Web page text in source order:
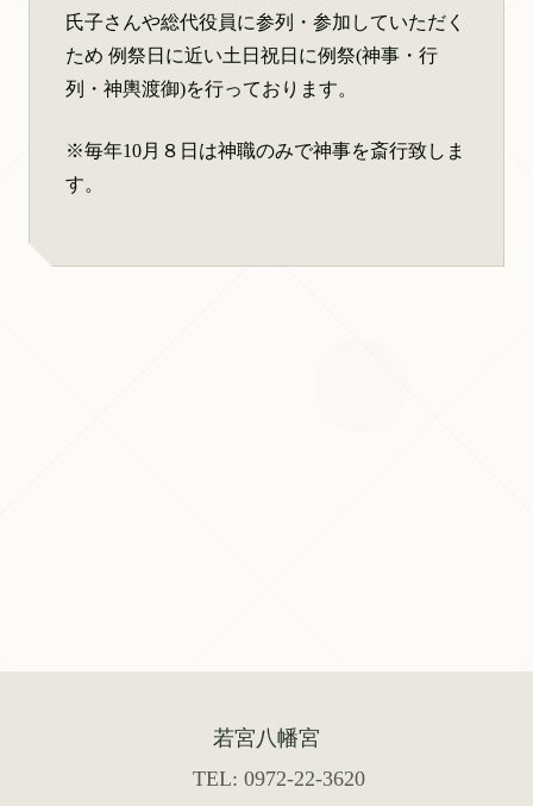
氏子さんや総代役員に参列・参加していただく
ため 例祭日に近い土日祝日に例祭(神事・行
列・神輿渡御)を行っております。
※毎年10月８日は神職のみで神事を斎行致しま
す。
若宮八幡宮
TEL: 0972-22-3620